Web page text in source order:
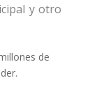
y otro
de